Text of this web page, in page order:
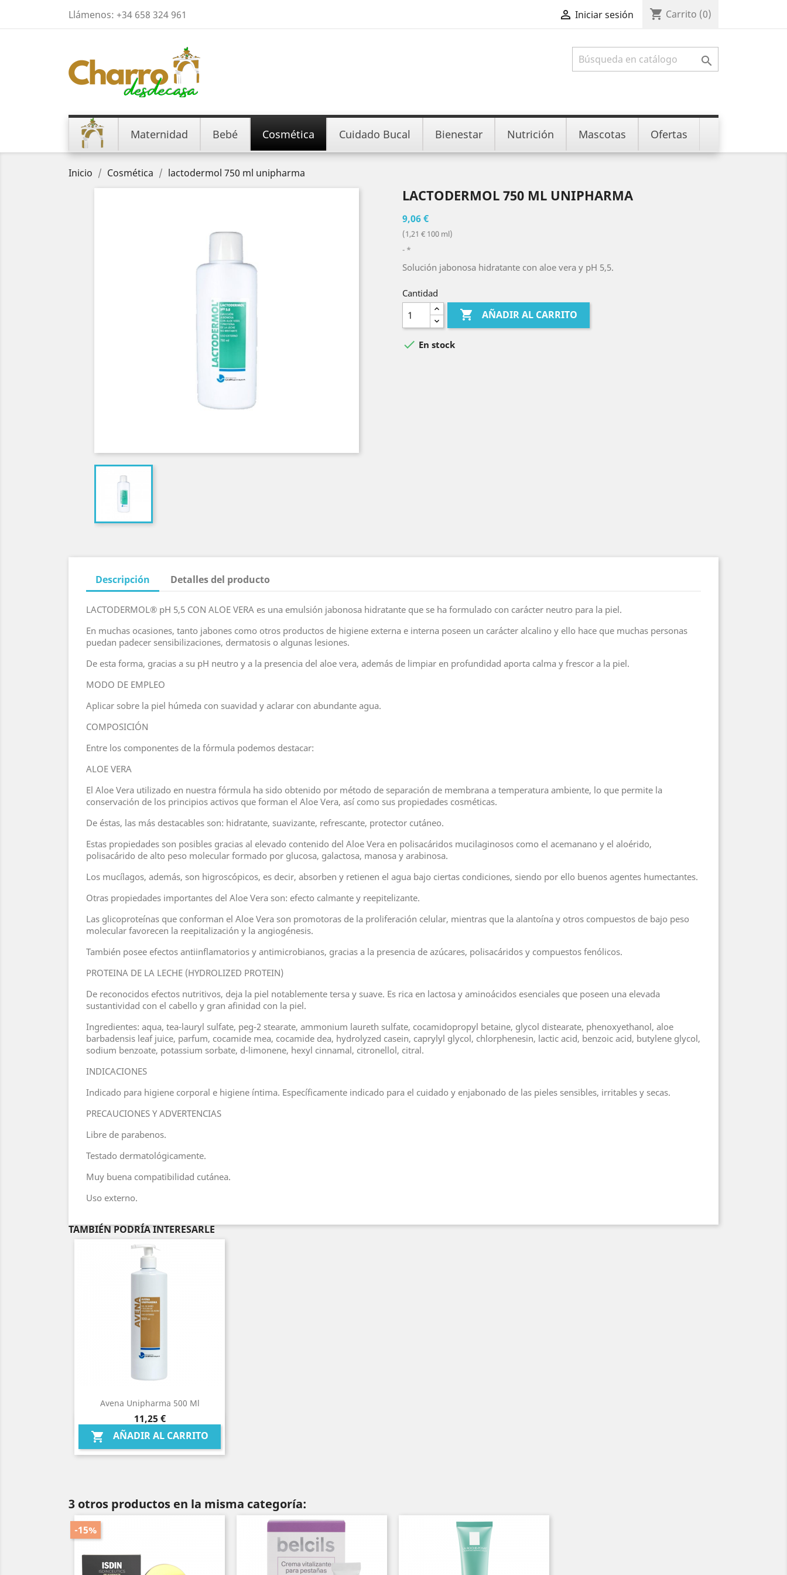
Llámenos: +34 658 324 961  Iniciar sesión shopping_cart Carrito (0)

Maternidad Bebé Cosmética Cuidado Bucal Bienestar Nutrición Mascotas Ofertas
Inicio Cosmética lactodermol 750 ml unipharma
LACTODERMOL 750 ML UNIPHARMA
9,06 €
(1,21 € 100 ml)
*
Solución jabonosa hidratante con aloe vera y pH 5,5.
Cantidad
 AÑADIR AL CARRITO
 En stock
Descripción Detalles del producto
LACTODERMOL® pH 5,5 CON ALOE VERA es una emulsión jabonosa hidratante que se ha formulado con carácter neutro para la piel.
En muchas ocasiones, tanto jabones como otros productos de higiene externa e interna poseen un carácter alcalino y ello hace que muchas personas
puedan padecer sensibilizaciones, dermatosis o algunas lesiones.
De esta forma, gracias a su pH neutro y a la presencia del aloe vera, además de limpiar en profundidad aporta calma y frescor a la piel.
MODO DE EMPLEO
Aplicar sobre la piel húmeda con suavidad y aclarar con abundante agua.
COMPOSICIÓN
Entre los componentes de la fórmula podemos destacar:
ALOE VERA
El Aloe Vera utilizado en nuestra fórmula ha sido obtenido por método de separación de membrana a temperatura ambiente, lo que permite la
conservación de los principios activos que forman el Aloe Vera, así como sus propiedades cosméticas.
De éstas, las más destacables son: hidratante, suavizante, refrescante, protector cutáneo.
Estas propiedades son posibles gracias al elevado contenido del Aloe Vera en polisacáridos mucilaginosos como el acemanano y el aloérido,
polisacárido de alto peso molecular formado por glucosa, galactosa, manosa y arabinosa.
Los mucílagos, además, son higroscópicos, es decir, absorben y retienen el agua bajo ciertas condiciones, siendo por ello buenos agentes humectantes.
Otras propiedades importantes del Aloe Vera son: efecto calmante y reepitelizante.
Las glicoproteínas que conforman el Aloe Vera son promotoras de la proliferación celular, mientras que la alantoína y otros compuestos de bajo peso
molecular favorecen la reepitalización y la angiogénesis.
También posee efectos antiinflamatorios y antimicrobianos, gracias a la presencia de azúcares, polisacáridos y compuestos fenólicos.
PROTEINA DE LA LECHE (HYDROLIZED PROTEIN)
De reconocidos efectos nutritivos, deja la piel notablemente tersa y suave. Es rica en lactosa y aminoácidos esenciales que poseen una elevada
sustantividad con el cabello y gran afinidad con la piel.
Ingredientes: aqua, tea-lauryl sulfate, peg-2 stearate, ammonium laureth sulfate, cocamidopropyl betaine, glycol distearate, phenoxyethanol, aloe
barbadensis leaf juice, parfum, cocamide mea, cocamide dea, hydrolyzed casein, caprylyl glycol, chlorphenesin, lactic acid, benzoic acid, butylene glycol,
sodium benzoate, potassium sorbate, d-limonene, hexyl cinnamal, citronellol, citral.
INDICACIONES
Indicado para higiene corporal e higiene íntima. Específicamente indicado para el cuidado y enjabonado de las pieles sensibles, irritables y secas.
PRECAUCIONES Y ADVERTENCIAS
Libre de parabenos.
Testado dermatológicamente.
Muy buena compatibilidad cutánea.
Uso externo.
TAMBIÉN PODRÍA INTERESARLE
Avena Unipharma 500 Ml
Precio
11,25 €
 AÑADIR AL CARRITO
Vista rápida
3 otros productos en la misma categoría:
-15%